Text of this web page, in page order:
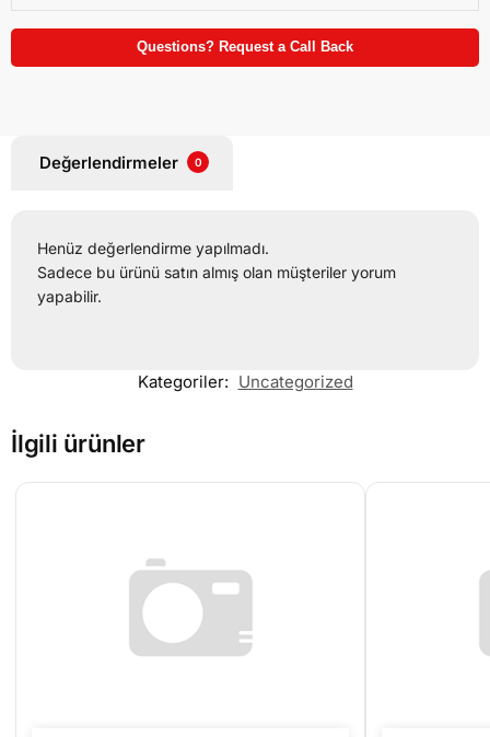
Questions? Request a Call Back
Değerlendirmeler 0
Henüz değerlendirme yapılmadı.
Sadece bu ürünü satın almış olan müşteriler yorum
yapabilir.
Kategoriler: Uncategorized
İlgili ürünler